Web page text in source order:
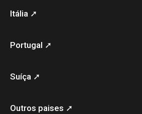
Itália ➚
Portugal ➚
Suíça ➚
Outros paises ➚